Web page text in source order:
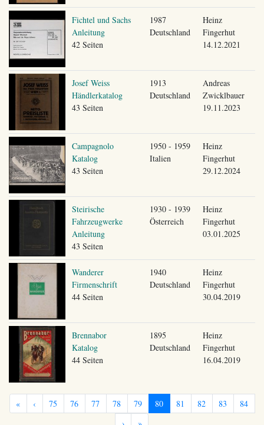
Fichtel und Sachs
Anleitung
42 Seiten
1987
Deutschland
Heinz
Fingerhut
14.12.2021
Josef Weiss
Händlerkatalog
43 Seiten
1913
Deutschland
Andreas
Zwicklbauer
19.11.2023
Campagnolo
Katalog
43 Seiten
1950 - 1959
Italien
Heinz
Fingerhut
29.12.2024
Steirische
Fahrzeugwerke
Anleitung
43 Seiten
1930 - 1939
Österreich
Heinz
Fingerhut
03.01.2025
Wanderer
Firmenschrift
44 Seiten
1940
Deutschland
Heinz
Fingerhut
30.04.2019
Brennabor
Katalog
44 Seiten
1895
Deutschland
Heinz
Fingerhut
16.04.2019
« ‹ 75 76 77 78 79 80 81 82 83
84
›
»